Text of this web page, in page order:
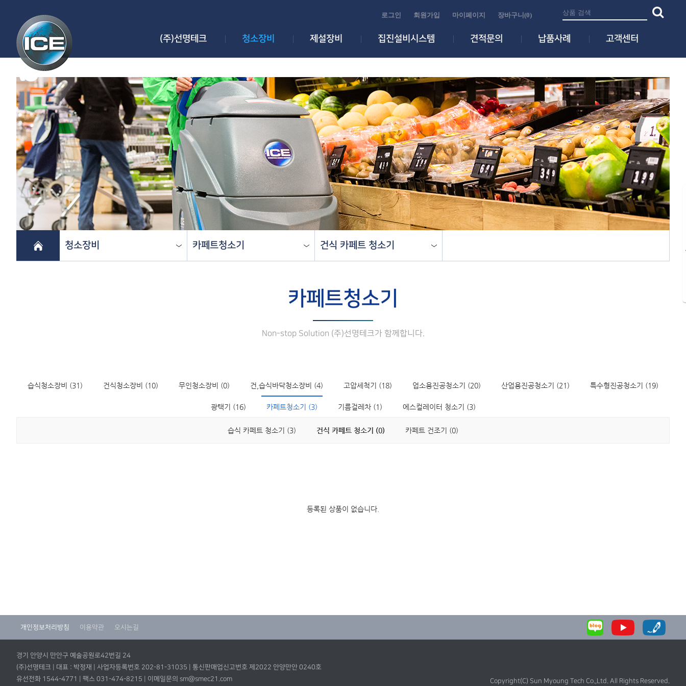
로그인
회원가입 마이페이지 장바구니(0)
(주)선명테크 청소장비 제설장비 집진설비시스템 견적문의 납품사례 고객센터
청소장비 카페트청소기 건식 카페트 청소기
카페트청소기
Non-stop Solution (주)선명테크가 함께합니다.
습식청소장비 (31) 건식청소장비 (10) 무인청소장비 (0) 건,습식바닥청소장비 (4) 고압세척기 (18) 업소용진공청소기 (20) 산업용진공청소기 (21) 특수형진공청소기 (19)
광택기 (16) 카페트청소기 (3) 기름걸레차 (1) 에스컬레이터 청소기 (3)
습식 카페트 청소기 (3) 건식 카페트 청소기 (0) 카페트 건조기 (0)
등록된 상품이 없습니다.
개인정보처리방침 이용약관 오시는길
경기 안양시 만안구 예술공원로42번길 24
(주)선명테크 | 대표 : 박정재 | 사업자등록번호 202-81-31035 | 통신판매업신고번호 제2022 안양만안 0240호
유선전화 1544-4771 | 팩스 031-474-8215 | 이메일문의 sm@smec21.com
Copyright(C) Sun Myoung Tech Co.,Ltd. All Rights Reserved.